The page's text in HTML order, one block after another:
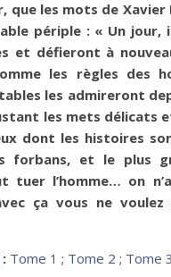
que les mots de
périple : « Un jour,
et défieront à
les règles des
les admireront
les mets délicats
dont les histoires
forbans, et le plus
tuer l’homme… on
ça vous ne
: Tome 1 ; Tome 2 ; Tome 3